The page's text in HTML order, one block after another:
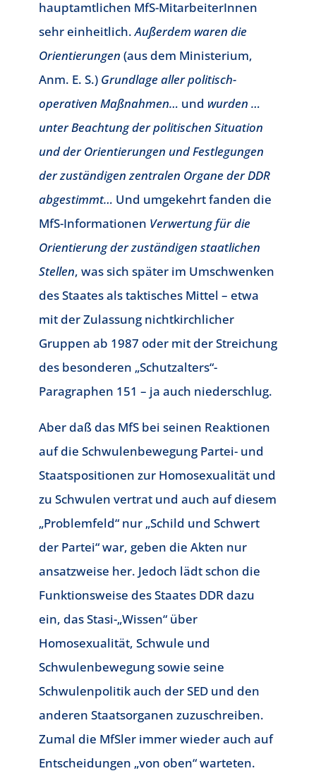
hauptamtlichen MfS-MitarbeiterInnen
sehr einheitlich.Außerdem waren die
Orientierungen (aus dem Ministerium,
Anm. E. S.) Grundlage aller politisch-
operativen Maßnahmen… und wurden …
unter Beachtung der politischen Situation
und der Orientierungen und Festlegungen
der zuständigen zentralen Organe der DDR
abgestimmt… Und umgekehrt fanden die
MfS-Informationen Verwertung für die
Orientierung der zuständigen staatlichen
Stellen, was sich später im Umschwenken
des Staates als taktisches Mittel – etwa
mit der Zulassung nichtkirchlicher
Gruppen ab 1987 oder mit der Streichung
des besonderen „Schutzalters“-
Paragraphen 151 – ja auch niederschlug.
Aber daß das MfS bei seinen Reaktionen
auf die Schwulenbewegung Partei- und
Staatspositionen zur Homosexualität und
zu Schwulen vertrat und auch auf diesem
„Problemfeld“ nur „Schild und Schwert
der Partei“ war, geben die Akten nur
ansatzweise her. Jedoch lädt schon die
Funktionsweise des Staates DDR dazu
ein, das Stasi-„Wissen“ über
Homosexualität, Schwule und
Schwulenbewegung sowie seine
Schwulenpolitik auch der SED und den
anderen Staatsorganen zuzuschreiben.
Zumal die MfSler immer wieder auch auf
Entscheidungen „von oben“ warteten.